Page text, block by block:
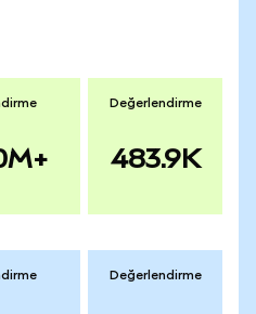
Değerlendirme
483.9K
Değerlendirme